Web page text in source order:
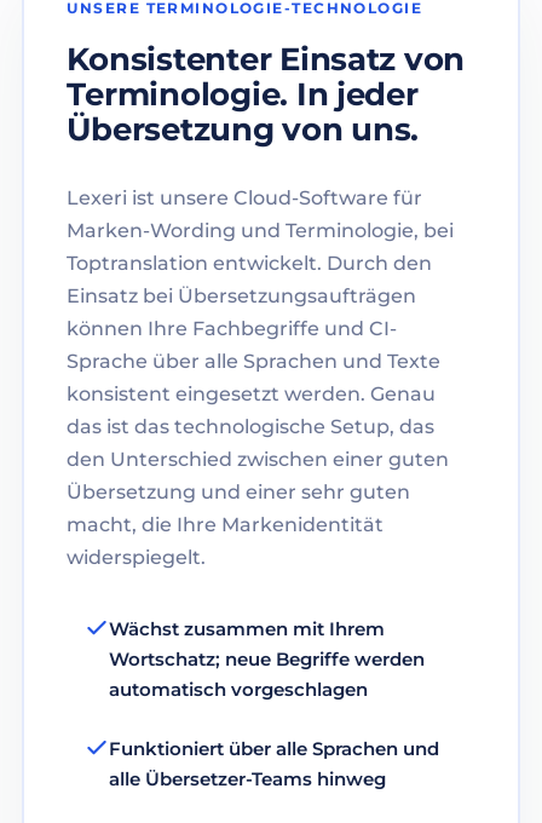
UNSERE TERMINOLOGIE-TECHNOLOGIE
Konsistenter Einsatz von
Terminologie. In jeder
Übersetzung von uns.
Lexeri ist unsere Cloud-Software für
Marken-Wording und Terminologie, bei
Toptranslation entwickelt. Durch den
Einsatz bei Übersetzungsaufträgen
können Ihre Fachbegriffe und CI-
Sprache über alle Sprachen und Texte
konsistent eingesetzt werden. Genau
das ist das technologische Setup, das
den Unterschied zwischen einer guten
Übersetzung und einer sehr guten
macht, die Ihre Markenidentität
widerspiegelt.
Wächst zusammen mit Ihrem
Wortschatz; neue Begriffe werden
automatisch vorgeschlagen
Funktioniert über alle Sprachen und
alle Übersetzer-Teams hinweg